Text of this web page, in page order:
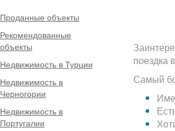
Проданные объекты
Рекомендованные
объекты
Недвижимость в Турции
Недвижимость в
Черногории
Недвижимость в
Португалии
поездка
Самый